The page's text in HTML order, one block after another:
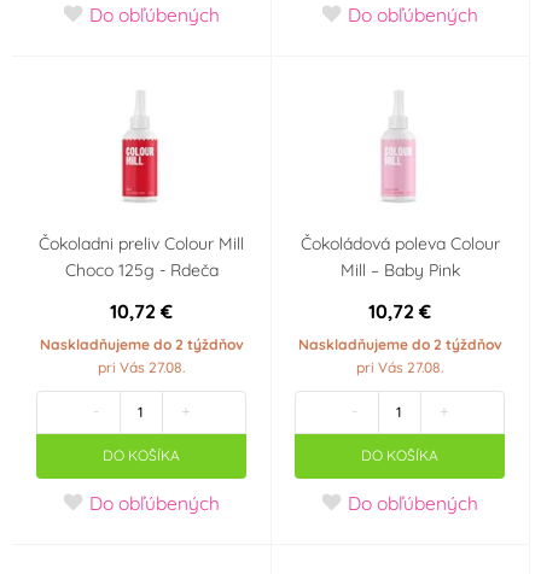
Do obľúbených Do obľúbených
Čokoladni preliv Colour Mill
Choco 125g - Rdeča
10,72 €
Naskladňujeme do 2 týždňov
pri Vás 27.08.
- +
DO KOŠÍKA
Do obľúbených
Čokoládová poleva Colour
Mill – Baby Pink
10,72 €
Naskladňujeme do 2 týždňov
pri Vás 27.08.
- +
DO KOŠÍKA
Do obľúbených